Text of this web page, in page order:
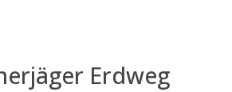
Erdweg